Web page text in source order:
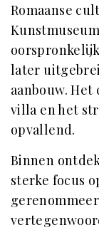
Romaanse
later
aanbouw.
villa en het
opvallend.
Binnen
sterke focus